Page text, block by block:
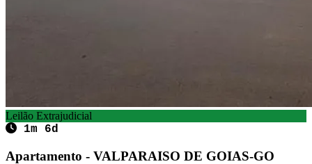
Leilão Extrajudicial
1m 6d
Apartamento - VALPARAISO DE GOIAS-GO